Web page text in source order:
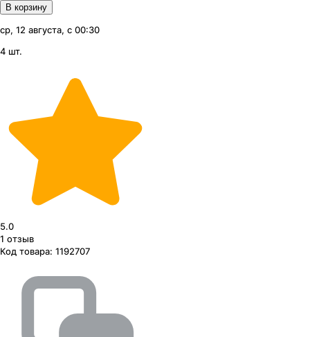
В корзину
ср, 12 августа, с 00:30
4 шт.
5.0
1 отзыв
Код товара: 1192707